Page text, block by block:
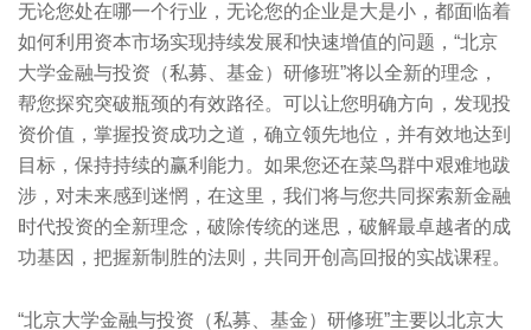
无论您处在哪一个行业，无论您的企业是大是小，都面临着
如何利用资本市场实现持续发展和快速增值的问题，“北京
大学金融与投资（私募、基金）研修班”将以全新的理念，
帮您探究突破瓶颈的有效路径。可以让您明确方向，发现投
资价值，掌握投资成功之道，确立领先地位，并有效地达到
目标，保持持续的赢利能力。如果您还在菜鸟群中艰难地跋
涉，对未来感到迷惘，在这里，我们将与您共同探索新金融
时代投资的全新理念，破除传统的迷思，破解最卓越者的成
功基因，把握新制胜的法则，共同开创高回报的实战课程。
“北京大学金融与投资（私募、基金）研修班”主要以北京大